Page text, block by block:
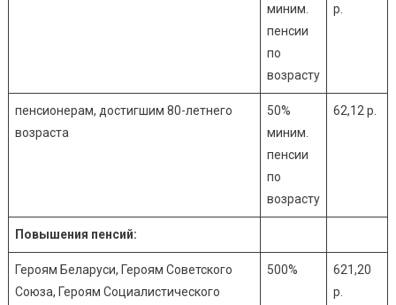
миним.
пенсии
по
возрасту
р.
пенсионерам, достигшим 80-летнего
возраста
50%
миним.
пенсии
по
возрасту
62,12 р.
Повышения пенсий:
Героям Беларуси, Героям Советского
Союза, Героям Социалистического
500%
621,20
р.